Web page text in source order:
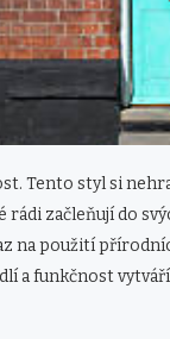
Tento styl si
začleňují do
na použití
a funkčnost